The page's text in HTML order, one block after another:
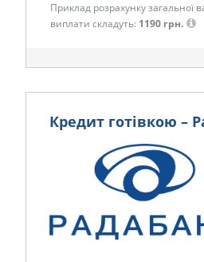
Приклад розрахунку загальної
виплати складуть: 1190 грн.
Кредит готівкою –